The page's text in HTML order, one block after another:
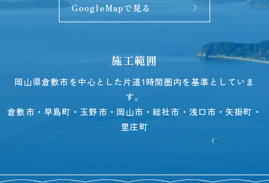
GoogleMapで見る
施工範囲
岡山県倉敷市を中心とした片道1時間圏内を基準としていま
す。
倉敷市・早島町・玉野市・岡山市・総社市・浅口市・矢掛町・
里庄町